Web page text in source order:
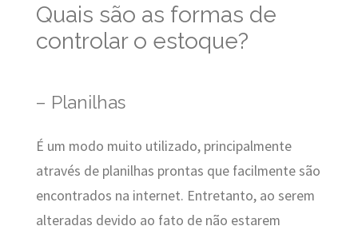
Quais são as formas de
controlar o estoque?
– Planilhas
É um modo muito utilizado, principalmente
através de planilhas prontas que facilmente são
encontrados na internet. Entretanto, ao serem
alteradas devido ao fato de não estarem